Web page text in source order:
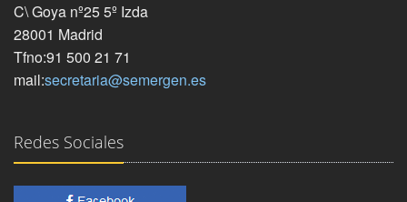
C\ Goya nº25 5º Izda
28001 Madrid
Tfno:91 500 21 71
mail:secretaria@semergen.es
Redes Sociales